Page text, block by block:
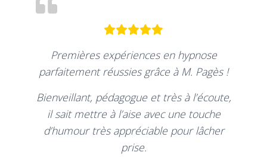
Premières expériences en hypnose
parfaitement réussies grâce à M. Pagès !
Bienveillant, pédagogue et très à l’écoute,
il sait mettre à l’aise avec une touche
d’humour très appréciable pour lâcher
prise.